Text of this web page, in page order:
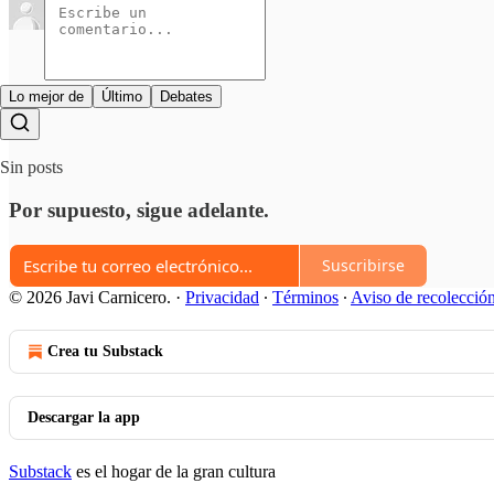
Lo mejor de Último Debates
Sin posts
Por supuesto, sigue adelante.
Suscribirse
© 2026 Javi Carnicero. · Privacidad ∙ Términos ∙ Aviso de
Crea tu Substack
Descargar la app
Substack es el hogar de la gran cultura